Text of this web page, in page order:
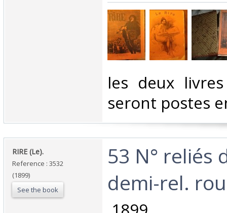
‎les deux
seront postes
‎RIRE (Le).‎
Reference : 3532
(1899)
See the book
‎53 N° reliés
demi-rel.